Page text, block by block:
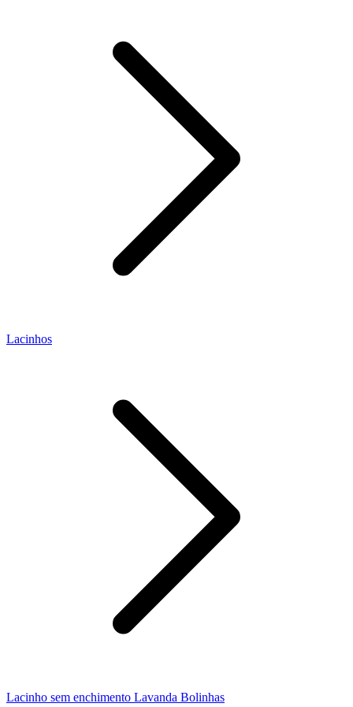
Lacinhos
Lacinho sem enchimento Lavanda Bolinhas